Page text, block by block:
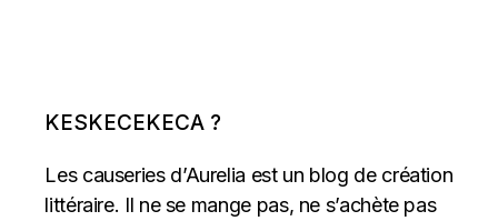
KESKECEKECA ?
Les causeries d’Aurelia est un blog de création
littéraire. Il ne se mange pas, ne s’achète pas